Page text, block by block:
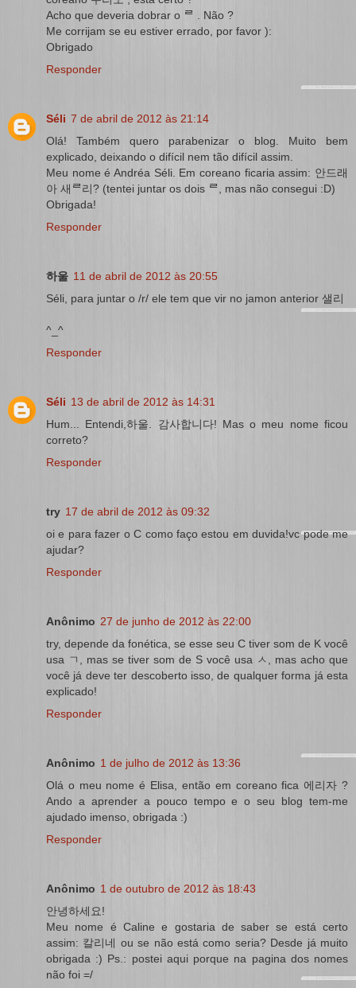
Acho que deveria dobrar o ᄅ . Não ?
Me corrijam se eu estiver errado, por favor ):
Obrigado
Responder
Séli 7 de abril de 2012 às 21:14
Olá! Também quero parabenizar o blog. Muito bem
explicado, deixando o difícil nem tão difícil assim.
Meu nome é Andréa Séli. Em coreano ficaria assim: 안드래
아 새ᄅ리? (tentei juntar os dois ᄅ, mas não consegui :D)
Obrigada!
Responder
하울 11 de abril de 2012 às 20:55
Séli, para juntar o /r/ ele tem que vir no jamon anterior 샐리
^_^
Responder
Séli 13 de abril de 2012 às 14:31
Hum... Entendi,하울. 감사합니다! Mas o meu nome ficou
correto?
Responder
try 17 de abril de 2012 às 09:32
oi e para fazer o C como faço estou em duvida!vc pode me
ajudar?
Responder
Anônimo 27 de junho de 2012 às 22:00
try, depende da fonética, se esse seu C tiver som de K você
usa ㄱ, mas se tiver som de S você usa ㅅ, mas acho que
você já deve ter descoberto isso, de qualquer forma já esta
explicado!
Responder
Anônimo 1 de julho de 2012 às 13:36
Olá o meu nome é Elisa, então em coreano fica 에리자 ?
Ando a aprender a pouco tempo e o seu blog tem-me
ajudado imenso, obrigada :)
Responder
Anônimo 1 de outubro de 2012 às 18:43
안녕하세요!
Meu nome é Caline e gostaria de saber se está certo
assim: 칼리네 ou se não está como seria? Desde já muito
obrigada :) Ps.: postei aqui porque na pagina dos nomes
não foi =/